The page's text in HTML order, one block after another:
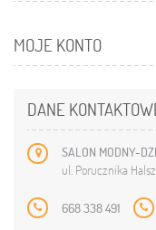
MOJE KONTO
DANE
SALON MODNY-
ul. Porucznika
668 338 491